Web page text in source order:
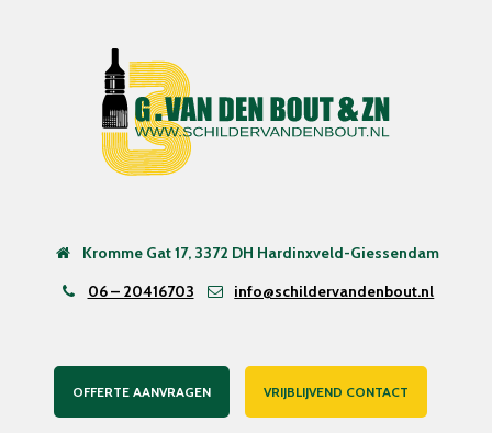
Kromme Gat 17, 3372 DH Hardinxveld-Giessendam
06 – 20416703
info@schildervandenbout.nl
OFFERTE AANVRAGEN VRIJBLIJVEND CONTACT